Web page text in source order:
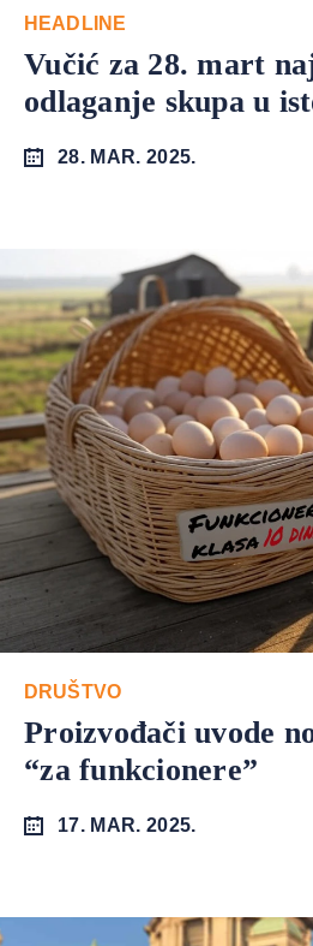
HEADLINE
Vučić za 28. mart
odlaganje skupa u
28. MAR. 2025.
DRUŠTVO
Proizvođači uvode
“za funkcionere”
17. MAR. 2025.